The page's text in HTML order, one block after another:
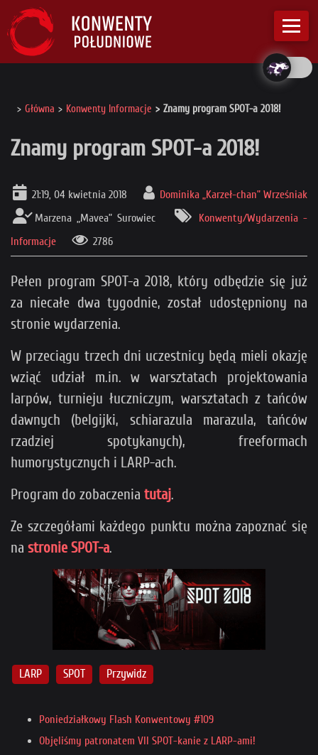
Główna Konwenty Informacje Znamy program SPOT-a 2018!
Znamy program SPOT-a 2018!
21:19, 04 kwietnia 2018
Dominika „Karzeł-chan” Wrześniak
Marzena „Mavea” Surowiec
Konwenty/Wydarzenia -
Informacje
2786
Pełen program SPOT-a 2018, który odbędzie się już
za niecałe dwa tygodnie, został udostępniony na
stronie wydarzenia.
W przeciągu trzech dni uczestnicy będą mieli okazję
wziąć udział m.in. w warsztatach projektowania
larpów, turnieju łuczniczym, warsztatach z tańców
dawnych (belgijki, schiarazula marazula, tańców
rzadziej spotykanych), freeformach
humorystycznych i LARP-ach.
Program do zobaczenia tutaj.
Ze szczegółami każdego punktu można zapoznać się
na stronie SPOT-a.
LARP SPOT Przywidz
Poniedziałkowy Flash Konwentowy #109
Objęliśmy patronatem VII SPOT-kanie z LARP-ami!